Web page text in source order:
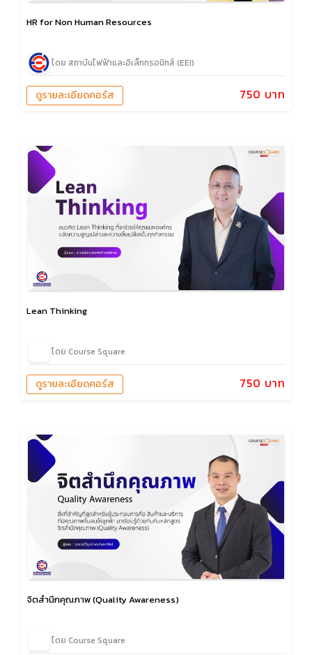
HR for Non Human Resources
โดย สถาบันไฟฟ้าและอิเล็กทรอนิกส์ (EEI)
750 บาท
ดูรายละเอียดคอร์ส
Lean Thinking
โดย Course Square
750 บาท
ดูรายละเอียดคอร์ส
จิตสำนึกคุณภาพ (Quality Awareness)
โดย Course Square